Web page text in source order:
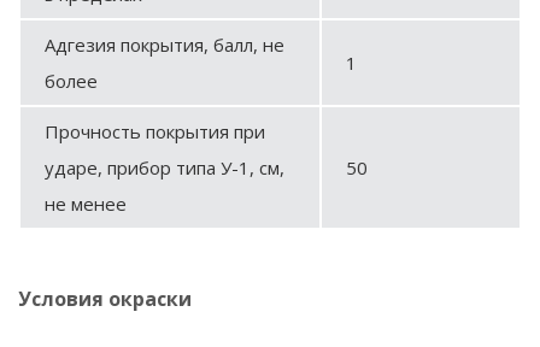
Адгезия покрытия, балл, не
более
1
Прочность покрытия при
ударе, прибор типа У-1, см,
не менее
50
Условия окраски